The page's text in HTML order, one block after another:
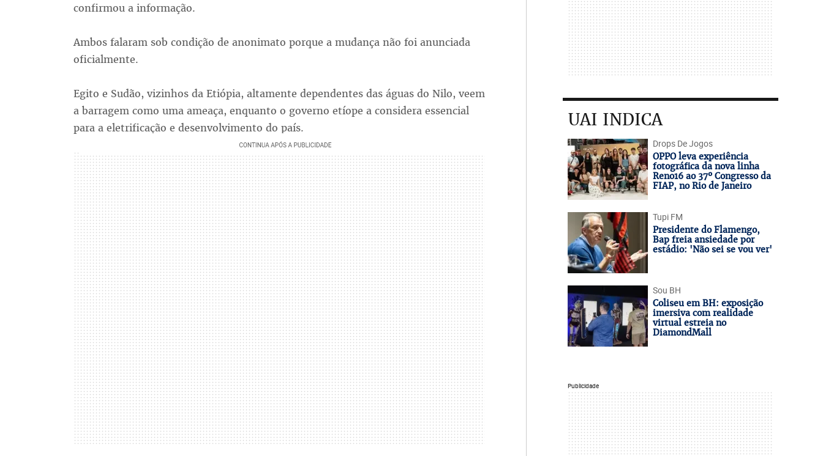
confirmou a informação.
Ambos falaram sob condição de anonimato porque a mudança não foi anunciada
oficialmente.
Egito e Sudão, vizinhos da Etiópia, altamente dependentes das águas do Nilo, veem
a barragem como uma ameaça, enquanto o governo etíope a considera essencial
para a eletrificação e desenvolvimento do país.
UAI INDICA
Drops De Jogos
OPPO leva experiência
fotográfica da nova linha
Reno16 ao 37º Congresso da
FIAP, no Rio de Janeiro
Tupi FM
Presidente do Flamengo,
Bap freia ansiedade por
estádio: 'Não sei se vou ver'
Sou BH
Coliseu em BH: exposição
imersiva com realidade
virtual estreia no
DiamondMall
Publicidade